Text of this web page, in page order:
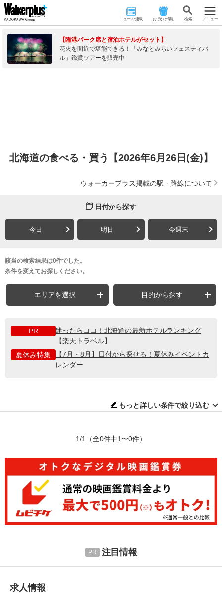
ニュース･連載 おでかけ情報 検 索 メニュー
【臨港パーク席と宿泊ホテルがセット】
花火を間近で堪能できる！「みなとみらいフェスティバ
ル」鑑賞ツアーを販売中
北海道の食べる・買う【2026年6月26日(金)】
ウォーカープラス掲載の駅・路線について
日付から探す
今日 明日 今週末
該当の検索結果は0件でした。
条件を変えてお探しください。
エリアを選択 目的から探す
PR
迷ったらココ！北海道の最新ホテルランキング
【楽天トラベル】
夏休み特集
【7月・8月】日付から探せる！夏休みイベントカ
レンダー
もっと詳しい条件で絞り込む
1/1 （全0件中1〜0件）
注目情報
求人情報